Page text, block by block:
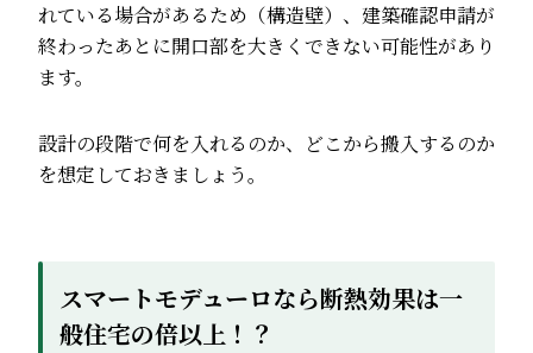
れている場合があるため（構造壁）、建築確認申請が
終わったあとに開口部を大きくできない可能性があり
ます。
設計の段階で何を入れるのか、どこから搬入するのか
を想定しておきましょう。
スマートモデューロなら断熱効果は一
般住宅の倍以上！？